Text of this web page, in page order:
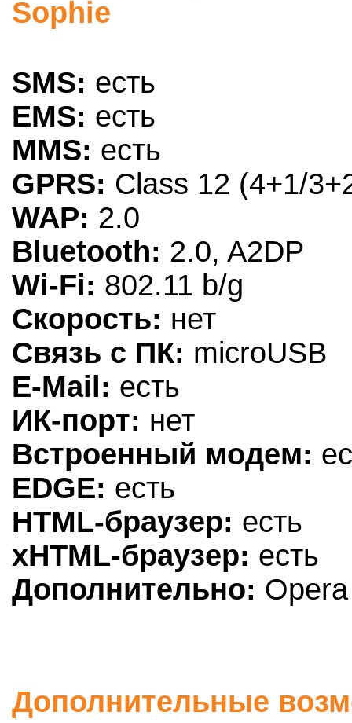
Sophie
SMS: есть
EMS: есть
MMS: есть
GPRS: Class 12 (4+1/
WAP: 2.0
Bluetooth: 2.0, A2DP
Wi-Fi: 802.11 b/g
Скорость: нет
Связь с ПК: microUSB
E-Mail: есть
ИК-порт: нет
Встроенный модем:
EDGE: есть
HTML-браузер: есть
xHTML-браузер: есть
Дополнительно:
Дополнительные